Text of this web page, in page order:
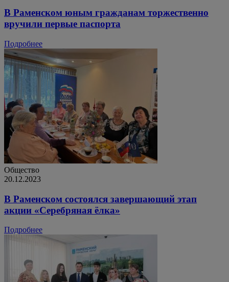
В Раменском юным гражданам торжественно
вручили первые паспорта
Подробнее
Общество
20.12.2023
В Раменском состоялся завершающий этап
акции «Серебряная ёлка»
Подробнее